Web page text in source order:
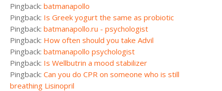
Pingback: batmanapollo
Pingback: Is Greek yogurt the same as probiotic
Pingback: batmanapollo.ru - psychologist
Pingback: How often should you take Advil
Pingback: batmanapollo psychologist
Pingback: Is Wellbutrin a mood stabilizer
Pingback: Can you do CPR on someone who is still
breathing Lisinopril